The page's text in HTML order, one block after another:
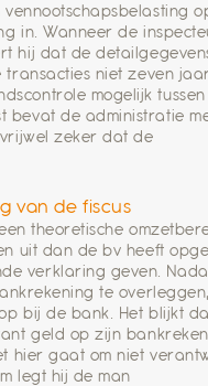
in. Wanneer de
hij dat de
transacties niet zeven
mogelijk
bevat de administratie
zeker dat de
van de fiscus
theoretische
uit dan de bv heeft
verklaring geven.
te
bij de bank. Het blijkt
geld op zijn
hier gaat om niet
legt hij de man